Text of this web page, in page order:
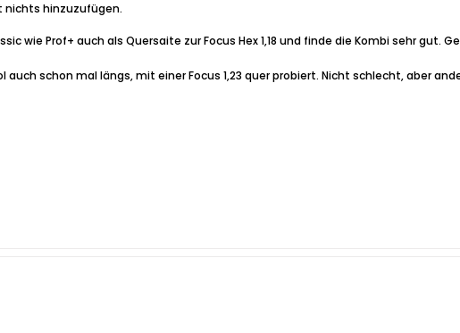
nichts hinzuzufügen.
wie Prof+ auch als Quersaite zur Focus Hex 1,18 und finde die Kombi sehr gut.
auch schon mal längs, mit einer Focus 1,23 quer probiert. Nicht schlecht, aber